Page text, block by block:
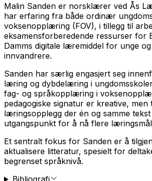
Malin Sanden er norsklærer ved Ås
har erfaring fra både ordinær
voksenopplæring (FOV), i tillegg til
eksamensforberedende ressurser for
Damms digitale læremiddel for unge
innvandrere.
Sanden har særlig engasjert seg
læring og dybdelæring i
fag- og språkopplæring i
pedagogiske signatur er kreative, men
læringsopplegg der én og samme
utgangspunkt for å nå flere
Et sentralt fokus for Sanden er å
aktualisere litteratur, spesielt for
begrenset språknivå.
Bibliografi